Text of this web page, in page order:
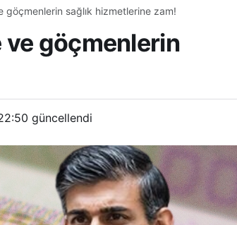
göçmenlerin sağlık hizmetlerine zam!
ve göçmenlerin
güncellendi